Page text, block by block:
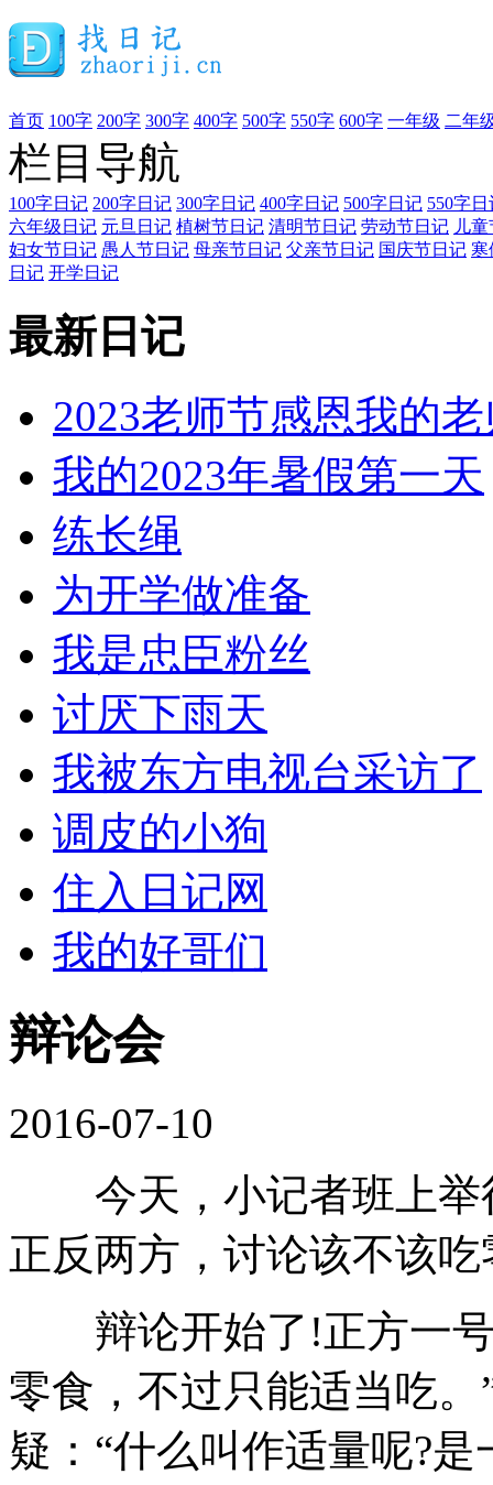
首页 100字 200字 300字 400字 500字 550字 600字 一年级 二年
栏目导航
100字日记 200字日记 300字日记 400字日记 500字日记 550字日
六年级日记 元旦日记 植树节日记 清明节日记 劳动节日记 儿
妇女节日记 愚人节日记 母亲节日记 父亲节日记 国庆节日记 寒
日记 开学日记
最新日记
2023老师节感恩我的
我的2023年暑假第一天
练长绳
为开学做准备
我是忠臣粉丝
讨厌下雨天
我被东方电视台采访了
调皮的小狗
住入日记网
我的好哥们
辩论会
2016-07-10
今天，小记者班上举
正反两方，讨论该不该
辩论开始了!正方一号
零食，不过只能适当吃
疑：“什么叫作适量呢?